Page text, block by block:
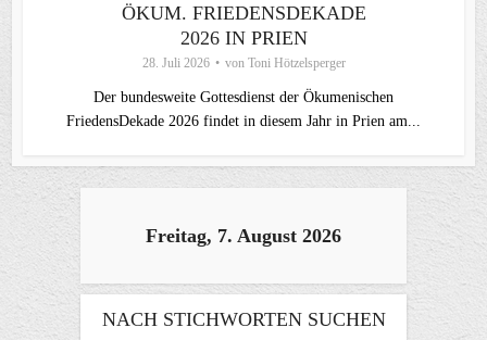
ÖKUM. FRIEDENSDEKADE
2026 IN PRIEN
28. Juli 2026 von Toni Hötzelsperger
Der bundesweite Gottesdienst der Ökumenischen
FriedensDekade 2026 findet in diesem Jahr in Prien am...
Freitag, 7. August 2026
NACH STICHWORTEN SUCHEN